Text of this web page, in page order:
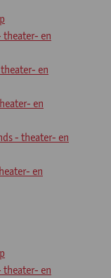
theater- en
en
en
- theater- en
en
theater- en